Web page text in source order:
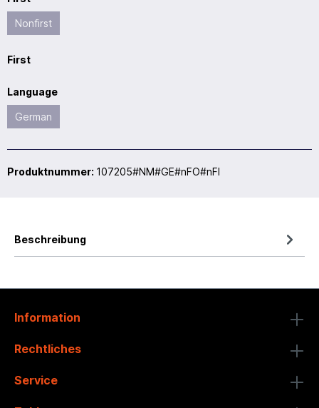
Nonfirst
First
Language
German
Produktnummer: 107205#NM#GE#nFO#nFI
Beschreibung
Information
Rechtliches
Service